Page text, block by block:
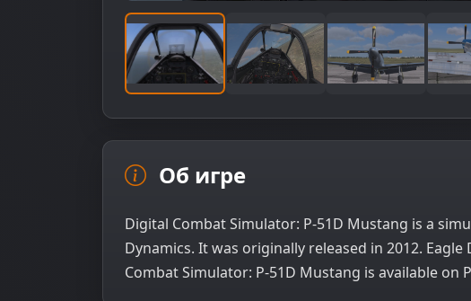
Об игре
Digital Combat Simulator: P-51D Mustang is a
Dynamics. It was originally released in 2012.
Combat Simulator: P-51D Mustang is available on